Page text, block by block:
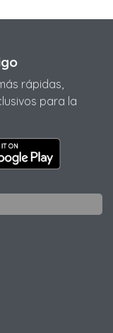
rápidas,
para la